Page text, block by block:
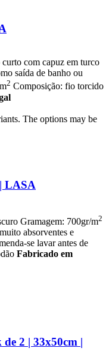
com capuz em turco
saída de banho ou
2 Composição: fio torcido
The options may be
LASA
Gramagem: 700gr/m2
absorventes e
se lavar antes de
Fabricado em
2 | 33x50cm |